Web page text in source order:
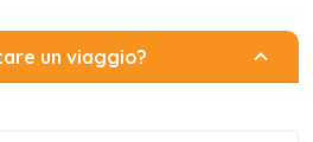
un viaggio?